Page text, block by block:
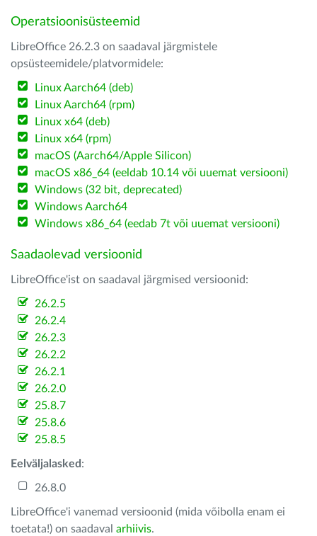
Operatsioonisüsteemid
LibreOffice 26.2.3 on saadaval järgmistele
opsüsteemidele/platvormidele:
Linux Aarch64 (deb)
Linux Aarch64 (rpm)
Linux x64 (deb)
Linux x64 (rpm)
macOS (Aarch64/Apple Silicon)
macOS x86_64 (eeldab 10.14 või uuemat versiooni)
Windows (32 bit, deprecated)
Windows Aarch64
Windows x86_64 (eedab 7t või uuemat versiooni)
Saadaolevad versioonid
LibreOffice'ist on saadaval järgmised versioonid:
26.2.5
26.2.4
26.2.3
26.2.2
26.2.1
26.2.0
25.8.7
25.8.6
25.8.5
Eelväljalasked :
26.8.0
LibreOffice'i vanemad versioonid (mida võibolla enam ei
toetata!) on saadaval arhiivis.